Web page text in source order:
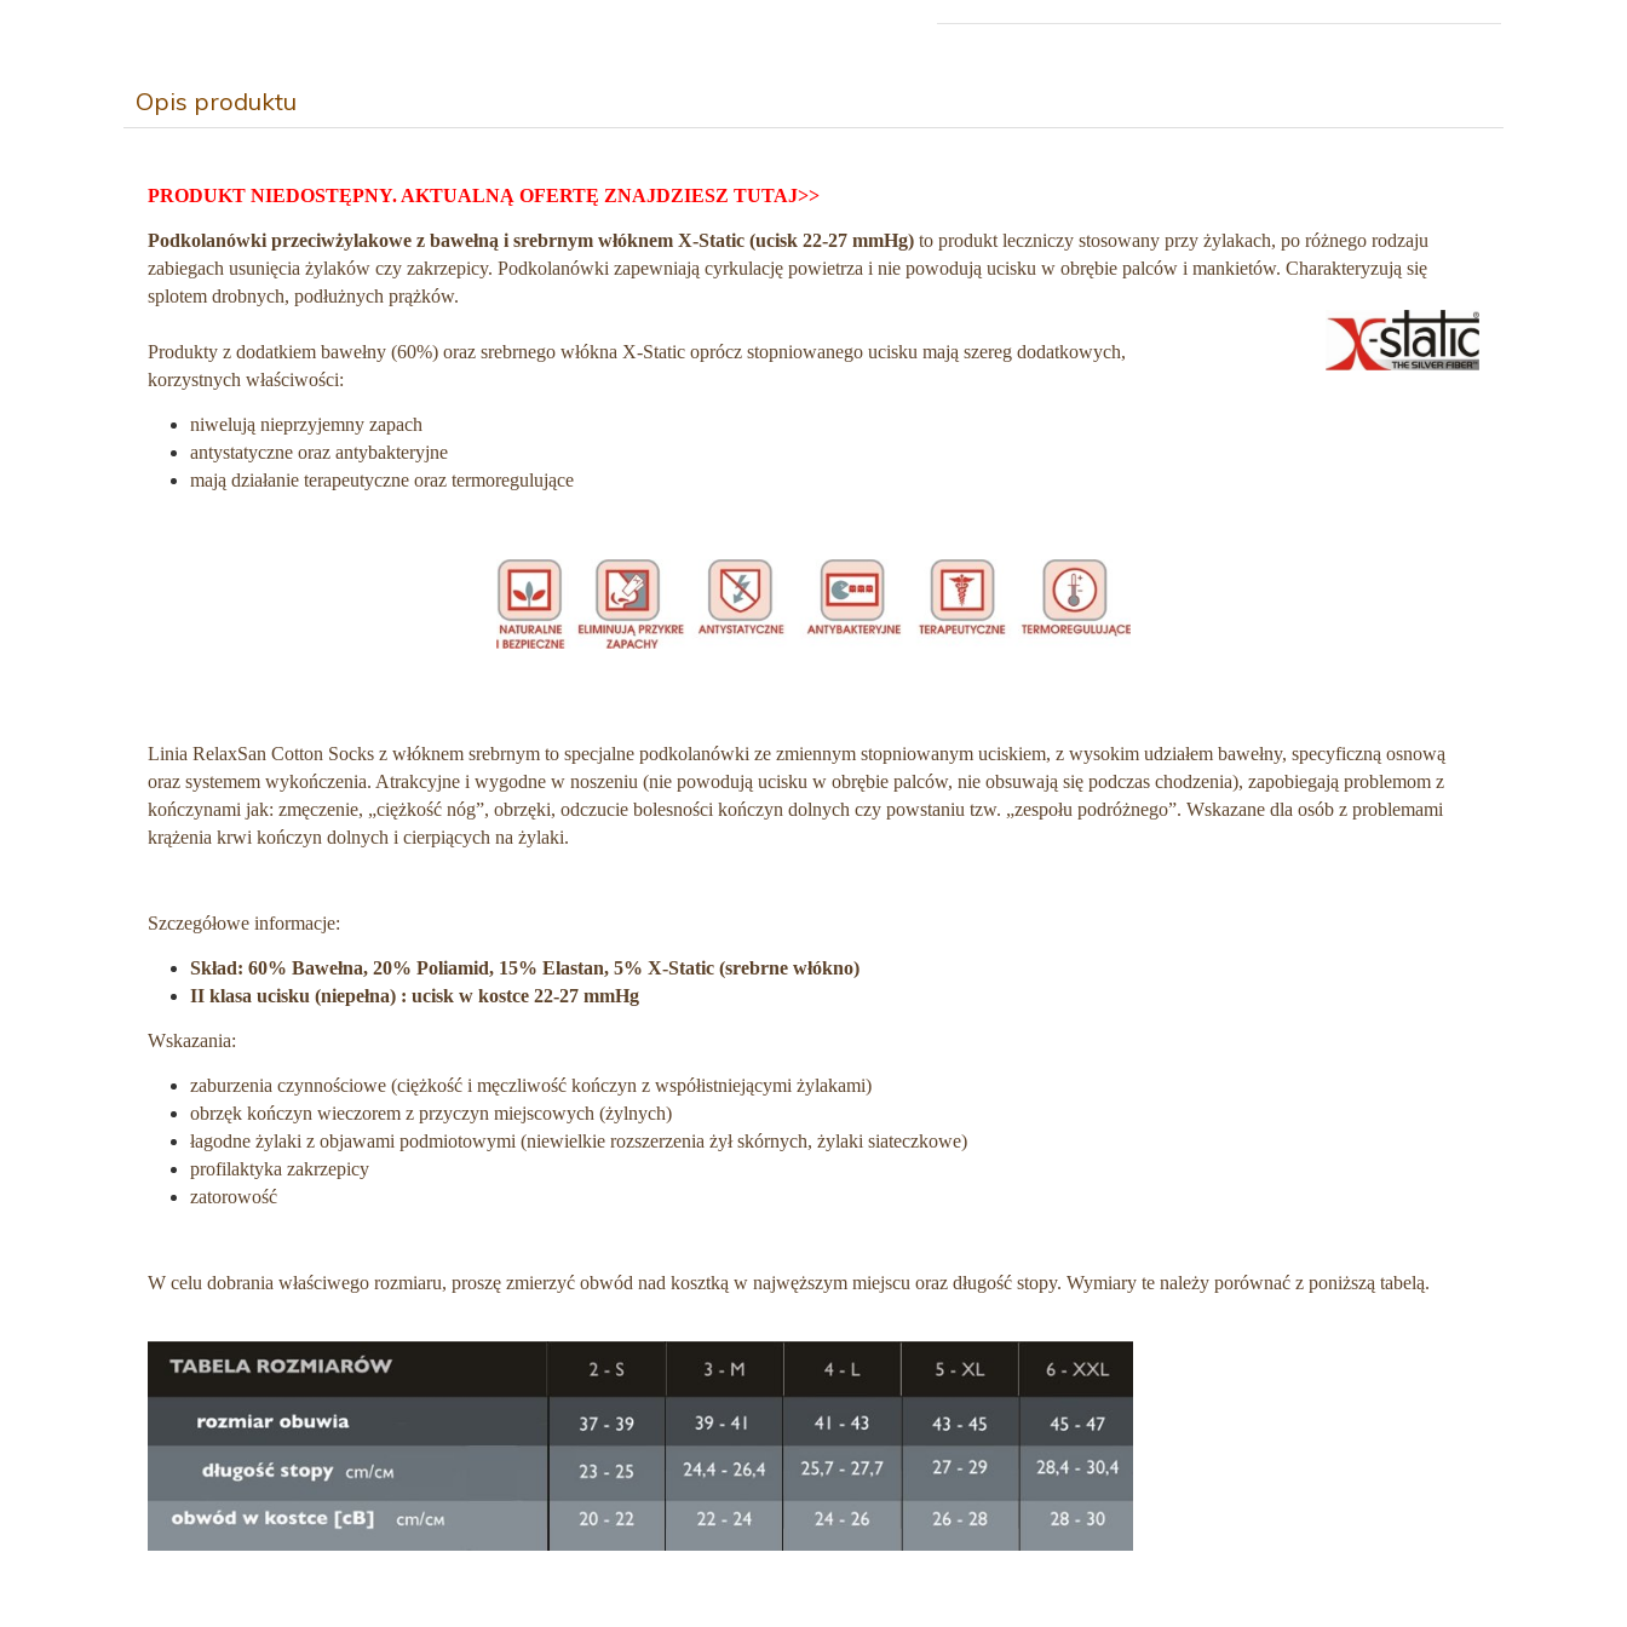
Opis produktu
PRODUKT NIEDOSTĘPNY. AKTUALNĄ OFERTĘ ZNAJDZIESZ TUTAJ>>
Podkolanówki przeciwżylakowe z bawełną i srebrnym włóknem X-Static (ucisk 22-27 mmHg) to produkt leczniczy stosowany przy żylakach, po różnego rodzaju
zabiegach usunięcia żylaków czy zakrzepicy. Podkolanówki zapewniają cyrkulację powietrza i nie powodują ucisku w obrębie palców i mankietów. Charakteryzują się
splotem drobnych, podłużnych prążków.
Produkty z dodatkiem bawełny (60%) oraz srebrnego włókna X-Static oprócz stopniowanego ucisku mają szereg dodatkowych,
korzystnych właściwości:
niwelują nieprzyjemny zapach
antystatyczne oraz antybakteryjne
mają działanie terapeutyczne oraz termoregulujące
Linia RelaxSan Cotton Socks z włóknem srebrnym to specjalne podkolanówki ze zmiennym stopniowanym uciskiem, z wysokim udziałem bawełny, specyficzną osnową
oraz systemem wykończenia. Atrakcyjne i wygodne w noszeniu (nie powodują ucisku w obrębie palców, nie obsuwają się podczas chodzenia), zapobiegają problemom z
kończynami jak: zmęczenie, „ciężkość nóg”, obrzęki, odczucie bolesności kończyn dolnych czy powstaniu tzw. „zespołu podróżnego”. Wskazane dla osób z problemami
krążenia krwi kończyn dolnych i cierpiących na żylaki.
Szczegółowe informacje:
Skład: 60% Bawełna, 20% Poliamid, 15% Elastan, 5% X-Static (srebrne włókno)
II klasa ucisku (niepełna) : ucisk w kostce 22-27 mmHg
Wskazania:
zaburzenia czynnościowe (ciężkość i męczliwość kończyn z współistniejącymi żylakami)
obrzęk kończyn wieczorem z przyczyn miejscowych (żylnych)
łagodne żylaki z objawami podmiotowymi (niewielkie rozszerzenia żył skórnych, żylaki siateczkowe)
profilaktyka zakrzepicy
zatorowość
W celu dobrania właściwego rozmiaru, proszę zmierzyć obwód nad kosztką w najwęższym miejscu oraz długość stopy. Wymiary te należy porównać z poniższą tabelą.